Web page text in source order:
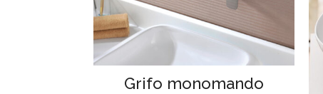
Grifo monomando